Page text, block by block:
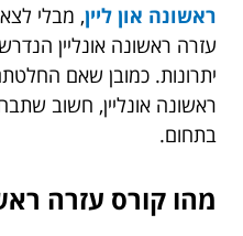
ראשונה און ליין, מבלי
עזרה ראשונה אונליין
יתרונות. כמובן שאם
ראשונה אונליין, חשוב
בתחום.
מהו קורס עזרה